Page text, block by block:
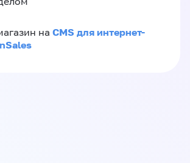
на CMS для интернет-